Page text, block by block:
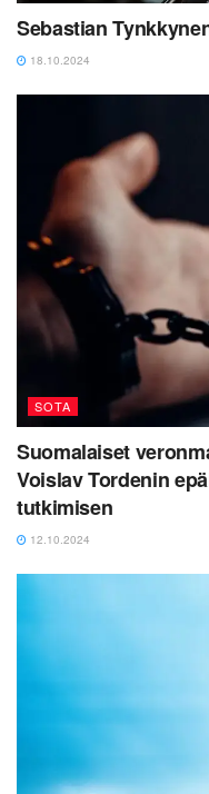
Sebastian
18.10.2024
SOTA
Suomalaiset
Voislav Tordenin
tutkimisen
12.10.2024